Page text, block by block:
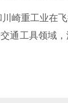
重工业在飞
通工具领域